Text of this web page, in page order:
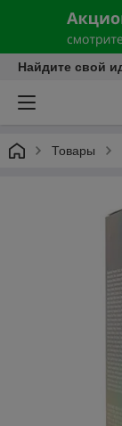
Найдите свой
Товары